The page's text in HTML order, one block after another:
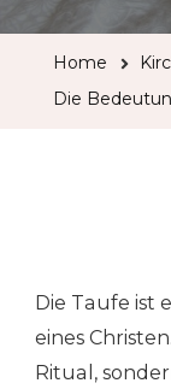
Home
Die
Die Taufe ist
eines
Ritual,